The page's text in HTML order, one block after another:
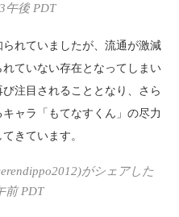
午後 PDT
れていましたが、流通が激減
ていない存在となってしまい
注目されることとなり、さら
ャラ「もてなすくん」の尽力
きています。
がシェアした
前 PDT